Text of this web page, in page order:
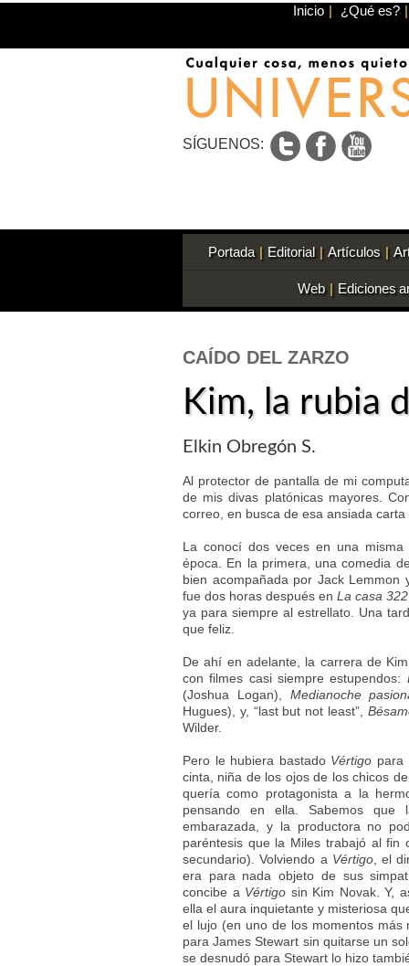
Inicio | ¿Qué es? |
SÍGUENOS:
Portada | Editorial | Artículos |
Web | Ediciones
CAÍDO DEL ZARZO
Kim, la rubia
Elkin Obregón S.
Al protector de pantalla de mi
de mis divas platónicas mayores.
correo, en busca de esa ansiada
La conocí dos veces en una
época. En la primera, una comedia
bien acompañada por Jack
fue dos horas después enLa casa 322
ya para siempre al estrellato. Una
que feliz.
De ahí en adelante, la carrera de
con filmes casi siempre estupendos:
(Joshua Logan), Medianoche
Hugues), y, “last but not least”,
Wilder.
Pero le hubiera bastado Vértigo para
cinta, niña de los ojos de los chicos
quería como protagonista a la
pensando en ella. Sabemos
embarazada, y la productora no
paréntesis que la Miles trabajó al fin
secundario). Volviendo a Vértigo, el
era para nada objeto de sus
concibe a Vértigo sin Kim Novak. Y,
ella el aura inquietante y misteriosa
el lujo (en uno de los momentos
para James Stewart sin quitarse un
se desnudó para Stewart lo hizo